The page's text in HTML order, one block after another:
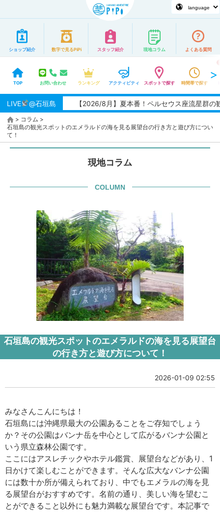
ショップ紹介 数字で見るPiPi スタッフ紹介 現地コラム よくある質問
TOP お問い合わせ ランキング アクティビティ スポットで探す 時間帯で探す
LIVE @石垣島【2026/8月】夏本番！ペルセウス座流星群の観測チ
> コラム >
石垣島の観光スポットのエメラルドの海を見る展望台の行き方と遊び方につい
て！
現地コラム
COLUMN
石垣島の観光スポットのエメラルドの海を見る展望台
の行き方と遊び方について！
2026-01-09 02:55
みなさんこんにちは！
石垣島には沖縄県最大の公園あることをご存知でしょう
か？その公園はバンナ岳を中心として広がるバンナ公園と
いう県立森林公園です。
ここにはアスレチックやホテル鑑賞、展望台などがあり、1
日かけて楽しむことができます。そんな広大なバンナ公園
には数十か所が備えられており、中でもエメラルの海を見
る展望台がおすすめです。名前の通り、美しい海を望むこ
とができること以外にも魅力満載な展望台です。本記事で